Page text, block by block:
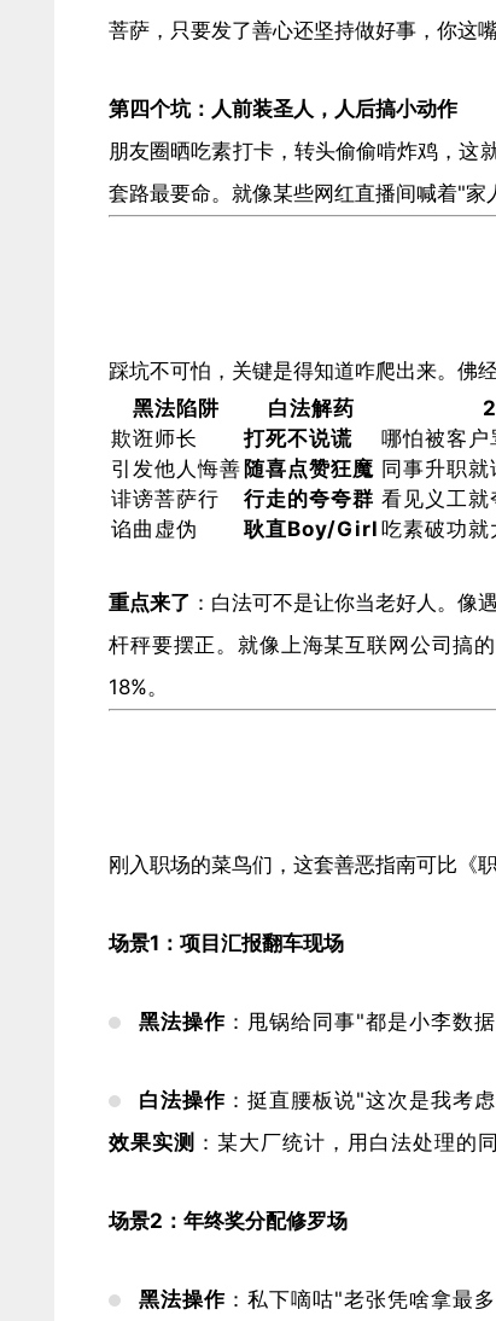
菩萨，只要发了善心还坚持做好事，你这
​第四个坑：人前装圣人，人后搞小动作​
朋友圈晒吃素打卡，转头偷偷啃炸鸡，这
套路最要命。就像某些网红直播间喊着"家
踩坑不可怕，关键是得知道咋爬出来。佛
​黑法陷阱​
​白法解药​
欺诳师长
​打死不说谎​
哪怕被客户
引发他人悔善 ​随喜点赞狂魔​ 同事升职
诽谤菩萨行
​行走的夸夸群​ 看见义工
谄曲虚伪
​耿直Boy/Girl​ 吃素破功
​重点来了​ ：白法可不是让你当老好人。像
杆秤要摆正。就像上海某互联网公司搞
18%。
刚入职场的菜鸟们，这套善恶指南可比《
​场景1：项目汇报翻车现场​
​黑法操作​ ：甩锅给同事"都是小李数
​白法操作​ ：挺直腰板说"这次是我考
​效果实测​ ：某大厂统计，用白法处理的
​场景2：年终奖分配修罗场​
​黑法操作​ ：私下嘀咕"老张凭啥拿最